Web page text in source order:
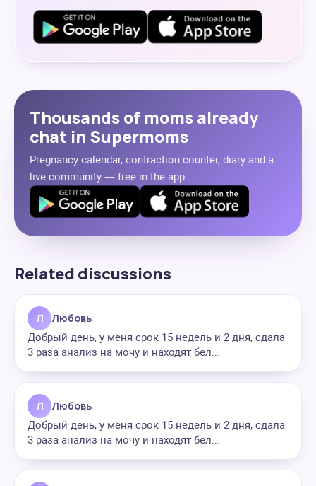
Thousands of moms already
chat in Supermoms
Pregnancy calendar, contraction counter, diary and a
live community — free in the app.
Related discussions
Л Любовь
Добрый день, у меня срок 15 недель и 2 дня, сдала
3 раза анализ на мочу и находят бел...
Л Любовь
Добрый день, у меня срок 15 недель и 2 дня, сдала
3 раза анализ на мочу и находят бел...